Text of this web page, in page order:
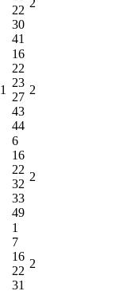
22
30
41
16
22
23
27
43
44
2
6
16
22
32
33
49
2
1
7
16
22
31
2